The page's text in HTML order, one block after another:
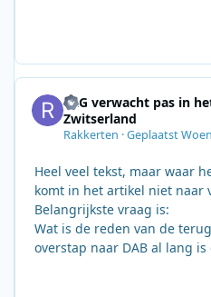
SRG verwacht pas in
Zwitserland
Rakkerten ·Geplaatst
Heel veel tekst, maar waar
komt in het artikel niet naar
Belangrijkste vraag is:
Wat is de reden van de
overstap naar DAB al lang is